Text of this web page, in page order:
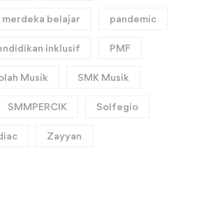
merdeka belajar pandemic
inklusif PMF
Musik SMK Musik
SMMPERCIK Solfegio
Zayyan